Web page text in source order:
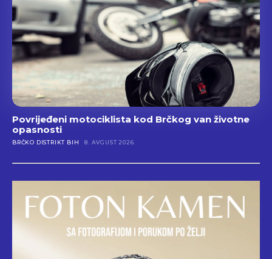
Povrijeđeni motociklista kod Brčkog van životne
opasnosti
BRČKO DISTRIKT BIH 8. AVGUST 2026.